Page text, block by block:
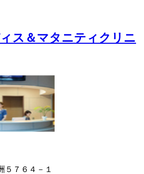
ス＆マタニティクリニ
５７６４－１